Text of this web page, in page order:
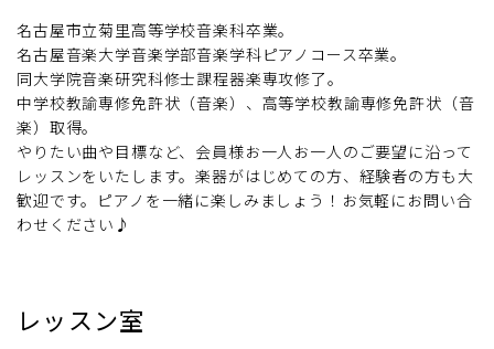
名古屋市立菊里高等学校音楽科卒業。
名古屋音楽大学音楽学部音楽学科ピアノコース卒業。
同大学院音楽研究科修士課程器楽専攻修了。
中学校教諭専修免許状（音楽）、高等学校教諭専修免許状（音
楽）取得。
やりたい曲や目標など、会員様お一人お一人のご要望に沿って
レッスンをいたします。楽器がはじめての方、経験者の方も大
歓迎です。ピアノを一緒に楽しみましょう！お気軽にお問い合
わせください♪
レッスン室